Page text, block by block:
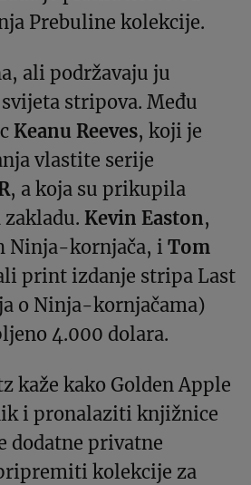
Prebuline kolekcije.
ali podržavaju ju
stripova. Među
Keanu Reeves, koji je
vlastite serije
, a koja su prikupila
zakladu. Kevin Easton,
Ninja-kornjača, i Tom
print izdanje stripa Last
o Ninja-kornjačama)
4.000 dolara.
kaže kako Golden Apple
i pronalaziti knjižnice
dodatne privatne
kolekcije za